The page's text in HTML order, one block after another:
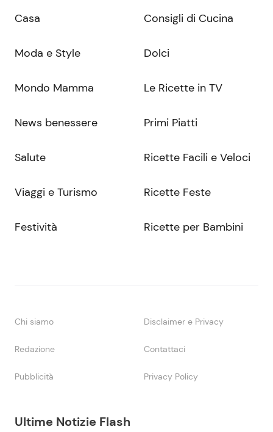
Ultime Notizie Flash
Casa
Moda e Style
Mondo Mamma
News benessere
Salute
Viaggi e Turismo
Festività
Consigli di Cucina
Dolci
Le Ricette in TV
Primi Piatti
Ricette Facili e Veloci
Ricette Feste
Ricette per Bambini
Chi siamo Disclaimer e Privacy
Redazione Contattaci
Pubblicità Privacy Policy